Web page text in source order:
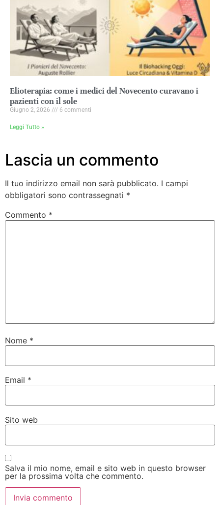
Elioterapia: come i medici del Novecento curavano i
pazienti con il sole
Giugno 2, 2026 6 commenti
Leggi Tutto »
Lascia un commento
Il tuo indirizzo email non sarà pubblicato. I campi
obbligatori sono contrassegnati *
Commento *
Nome *
Email *
Sito web
Salva il mio nome, email e sito web in questo browser
per la prossima volta che commento.